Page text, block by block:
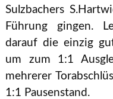
Sulzbachers
Führung gingen.
darauf die einzig
um zum 1:1
mehrerer
1:1 Pausenstand.